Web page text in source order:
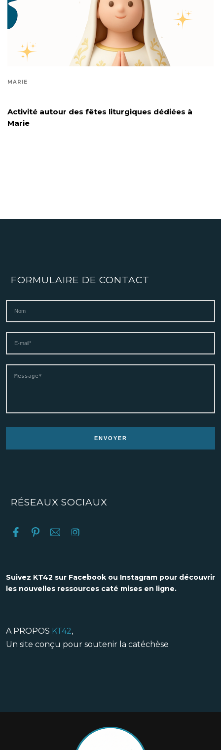
MARIE
Activité autour des fêtes liturgiques dédiées à
Marie
FORMULAIRE DE CONTACT
RÉSEAUX SOCIAUX
Suivez KT42 sur Facebook ou Instagram pour découvrir
les nouvelles ressources caté mises en ligne.
A PROPOS KT42,
Un site conçu pour soutenir la catéchèse